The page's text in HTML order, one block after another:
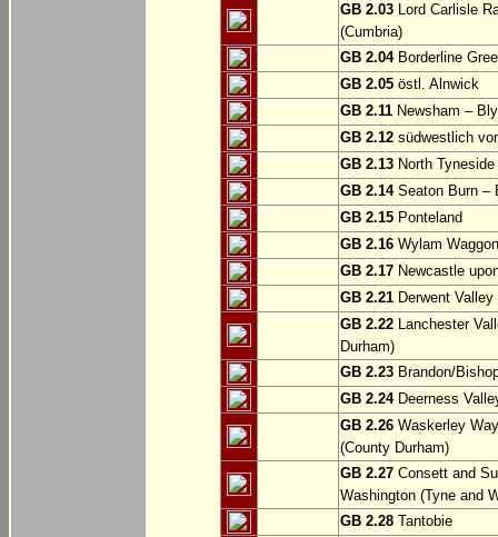
GB 2.03 Lord Carlisle
(Cumbria)
GB 2.04Borderline
GB 2.05 östl. Alnwick
GB 2.11 Newsham –
GB 2.12 südwestlich
GB 2.13 North
GB 2.14Seaton Burn –
GB 2.15 Ponteland
GB 2.16 Wylam
GB 2.17 Newcastle
GB 2.21 Derwent
GB 2.22 Lanchester
Durham)
GB 2.23 Brandon/
GB 2.24Deerness
GB 2.26 Waskerley
(County Durham)
GB 2.27 Consett and
Washington (Tyne and
GB 2.28 Tantobie